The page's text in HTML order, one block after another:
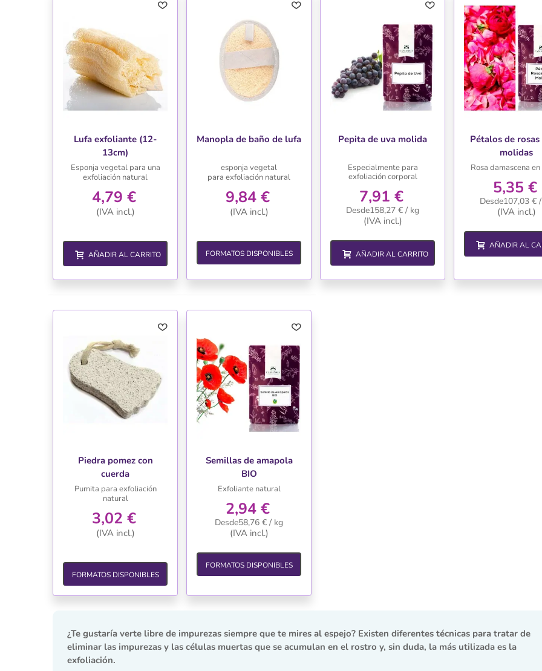
Lufa exfoliante (12-
13cm)
Esponja vegetal para una
exfoliación natural
4,79 €
(IVA incl.)
AÑADIR AL CARRITO
Manopla de baño de lufa
esponja vegetal
para exfoliación natural
9,84 €
(IVA incl.)
FORMATOS DISPONIBLES
Pepita de uva molida
Especialmente para
exfoliación corporal
7,91 €
Desde158,27 € / kg
(IVA incl.)
AÑADIR AL CARRITO
Pétalos de
molidas
Rosa damascena
5,35 €
Desde107,03 €
(IVA incl.)
AÑADIR AL
Piedra pomez con
cuerda
Pumita para exfoliación
natural
3,02 €
(IVA incl.)
FORMATOS DISPONIBLES
Semillas de amapola
BIO
Exfoliante natural
2,94 €
Desde58,76 € / kg
(IVA incl.)
FORMATOS DISPONIBLES
¿Te gustaría verte libre de impurezas siempre que te mires al espejo? Existen diferentes técnicas para tratar de
eliminar las impurezas y las células muertas que se acumulan en el rostro y, sin duda, la más utilizada es la
exfoliación.